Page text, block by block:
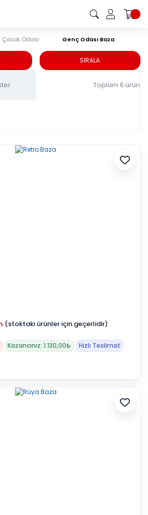
Çocuk Odası Genç Odası Baza
Baza SIRALA
Toplam 6 ürün
devam ediyor
Kazancınız: 1.130,00₺ Hızlı Teslimat